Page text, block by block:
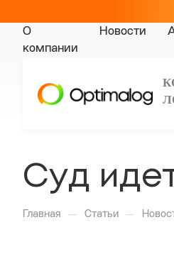
О
компании
Новости
Суд
Главная — Статьи —